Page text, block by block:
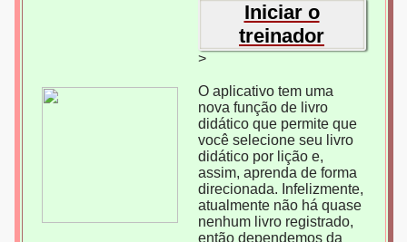
Iniciar o
treinador
>
O aplicativo tem uma
nova função de livro
didático que permite que
você selecione seu livro
didático por lição e,
assim, aprenda de forma
direcionada. Infelizmente,
atualmente não há quase
nenhum livro registrado,
então dependemos da